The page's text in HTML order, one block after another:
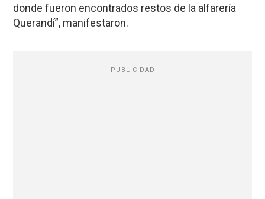
donde fueron encontrados restos de la alfarería
Querandí”, manifestaron.
PUBLICIDAD